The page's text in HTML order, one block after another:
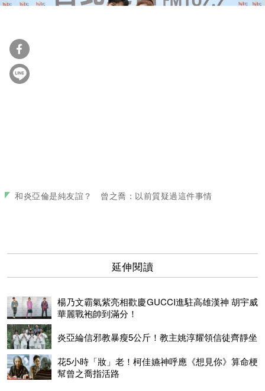
和炎亞倫是純友誼？ 曾之喬：以前質疑過這件事情
延伸閱讀
楊乃文霸氣紫亮相歡慶GUCCI進駐高雄漢神 胡宇威
華麗戰袍帥到滿分！
炎亞綸信邪教暴瘦5公斤！教主姚淳耀領信徒齊靜坐
花5小時「妝」老！柯佳嬿神呼應《想見你》算命梗
幫曾之喬指活路